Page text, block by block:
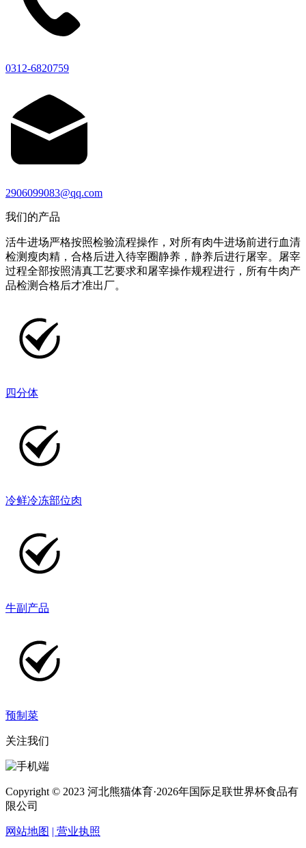
0312-6820759
2906099083@qq.com
我们的产品
活牛进场严格按照检验流程操作，对所有肉牛进场前进行血清
检测瘦肉精，合格后进入待宰圈静养，静养后进行屠宰。屠宰
过程全部按照清真工艺要求和屠宰操作规程进行，所有牛肉产
品检测合格后才准出厂。
四分体
冷鲜冷冻部位肉
牛副产品
预制菜
关注我们
Copyright © 2023 河北熊猫体育·2026年国际足联世界杯食品有
限公司
网站地图 | 营业执照